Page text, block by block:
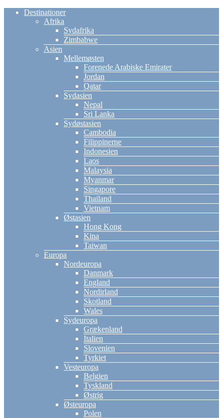
Destinationer
Afrika
Sydafrika
Zimbabwe
Asien
Mellemøsten
Forenede Arabiske Emirater
Jordan
Qatar
Sydasien
Nepal
Sri Lanka
Sydøstasien
Cambodia
Filippinerne
Indonesien
Laos
Malaysia
Myanmar
Singapore
Thailand
Vietnam
Østasien
Hong Kong
Kina
Taiwan
Europa
Nordeuropa
Danmark
England
Nordirland
Skotland
Wales
Sydeuropa
Grækenland
Italien
Slovenien
Tyrkiet
Vesteuropa
Belgien
Tyskland
Østrig
Østeuropa
Polen